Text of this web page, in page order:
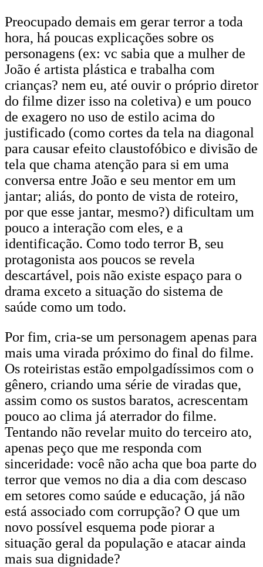
Preocupado demais em gerar terror a toda
hora, há poucas explicações sobre os
personagens (ex: vc sabia que a mulher de
João é artista plástica e trabalha com
crianças? nem eu, até ouvir o próprio diretor
do filme dizer isso na coletiva) e um pouco
de exagero no uso de estilo acima do
justificado (como cortes da tela na diagonal
para causar efeito claustofóbico e divisão de
tela que chama atenção para si em uma
conversa entre João e seu mentor em um
jantar; aliás, do ponto de vista de roteiro,
por que esse jantar, mesmo?) dificultam um
pouco a interação com eles, e a
identificação. Como todo terror B, seu
protagonista aos poucos se revela
descartável, pois não existe espaço para o
drama exceto a situação do sistema de
saúde como um todo.
Por fim, cria-se um personagem apenas para
mais uma virada próximo do final do filme.
Os roteiristas estão empolgadíssimos com o
gênero, criando uma série de viradas que,
assim como os sustos baratos, acrescentam
pouco ao clima já aterrador do filme.
Tentando não revelar muito do terceiro ato,
apenas peço que me responda com
sinceridade: você não acha que boa parte do
terror que vemos no dia a dia com descaso
em setores como saúde e educação, já não
está associado com corrupção? O que um
novo possível esquema pode piorar a
situação geral da população e atacar ainda
mais sua dignidade?